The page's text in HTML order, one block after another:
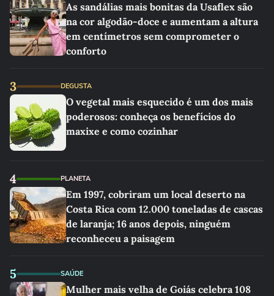
As sandálias mais bonitas da Usaflex são
na cor algodão-doce e aumentam a altura
em centímetros sem comprometer o
conforto
3 DEGUSTA
O vegetal mais esquecido é um dos mais
poderosos: conheça os benefícios do
maxixe e como cozinhar
4 PLANETA
Em 1997, cobriram um local deserto na
Costa Rica com 12.000 toneladas de cascas
de laranja; 16 anos depois, ninguém
reconheceu a paisagem
5 SAÚDE
Mulher mais velha de Goiás celebra 108